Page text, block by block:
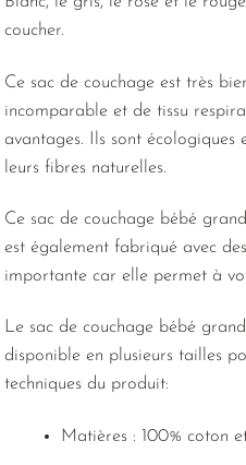
coucher.
Ce sac de couchage est très
incomparable et de tissu
avantages. Ils sont écologiques
leurs fibres naturelles.
Ce sac de couchage bébé
est également fabriqué avec
importante car elle permet à
Le sac de couchage bébé
disponible en plusieurs tailles
techniques du produit:
Matières : 100% coton